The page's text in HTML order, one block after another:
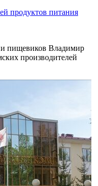
пищевиков Владимир
производителей